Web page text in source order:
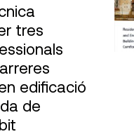
tres
edificació
de